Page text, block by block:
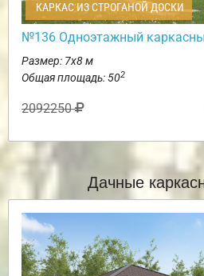
КАРКАС ИЗ СТРОГАНОЙ ДОСКИ
№136 Одноэтажный
Размер: 7х8 м
Общая площадь: 502
2092250
Дачные